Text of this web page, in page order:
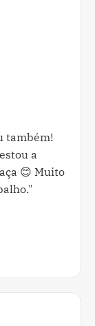
também!
a
😊 Muito